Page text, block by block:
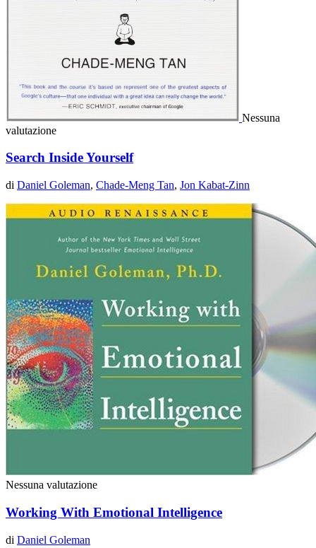
Nessuna
valutazione
Search Inside Yourself
di Daniel Goleman, Chade-Meng Tan, Jon Kabat-Zinn
Nessuna valutazione
Working With Emotional Intelligence
di Daniel Goleman